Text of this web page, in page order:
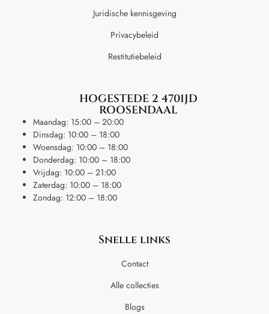
Juridische kennisgeving
Privacybeleid
Restitutiebeleid
HOGESTEDE 2 4701JD
ROOSENDAAL
Maandag: 15:00 – 20:00
Dinsdag: 10:00 – 18:00
Woensdag: 10:00 – 18:00
Donderdag: 10:00 – 18:00
Vrijdag: 10:00 – 21:00
Zaterdag: 10:00 – 18:00
Zondag: 12:00 – 18:00
Snelle links
Contact
Alle collecties
Blogs